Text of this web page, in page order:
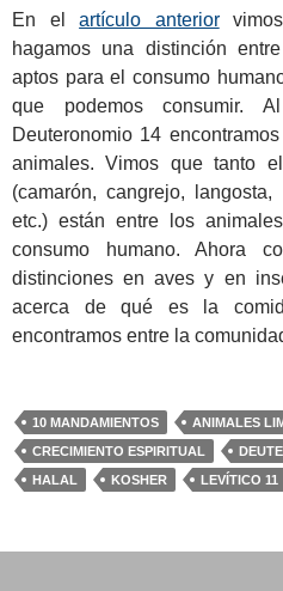
En elartículo anterior
hagamos una distinción
aptos para el consumo
que podemos consumir.
Deuteronomio 14
animales. Vimos que tanto
(camarón, cangrejo,
etc.) están entre los
consumo humano. Ahora
distinciones en aves y en
acerca de qué es la
encontramos entre la
10 MANDAMIENTOS
ANIMALES
CRECIMIENTO ESPIRITUAL
HALAL
KOSHER LEVÍTICO 11